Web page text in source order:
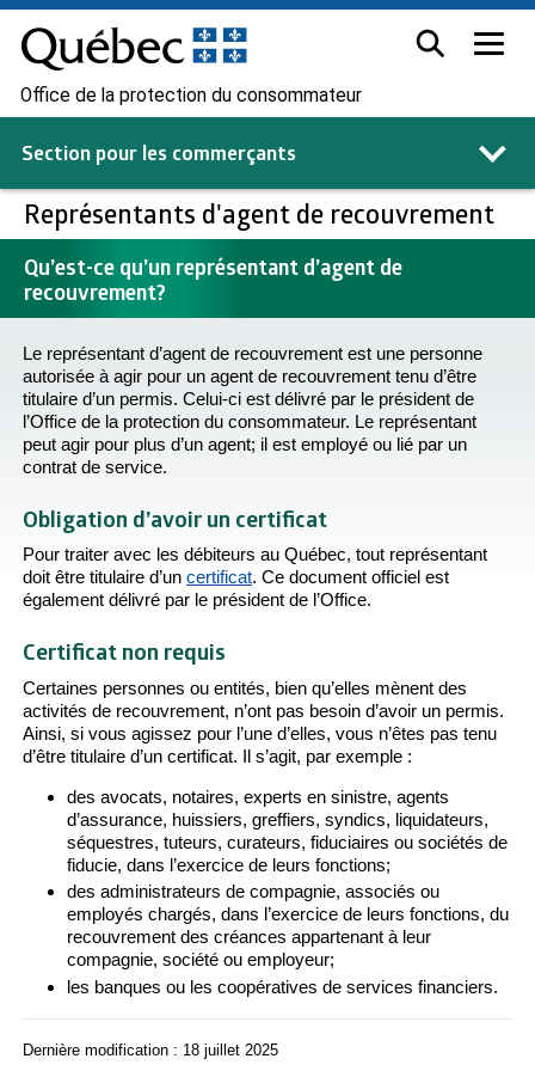
Office de la protection du consommateur
Section pour les commerçants
Représentants d'agent de recouvrement
Qu’est-ce qu’un représentant d’agent de
recouvrement?
Le représentant d’agent de recouvrement est une personne
autorisée à agir pour un agent de recouvrement tenu d’être
titulaire d’un permis. Celui-ci est délivré par le président de
l’Office de la protection du consommateur. Le représentant
peut agir pour plus d’un agent; il est employé ou lié par un
contrat de service.
Obligation d’avoir un certificat
Pour traiter avec les débiteurs au Québec, tout représentant
doit être titulaire d’un certificat. Ce document officiel est
également délivré par le président de l’Office.
Certificat non requis
Certaines personnes ou entités, bien qu’elles mènent des
activités de recouvrement, n’ont pas besoin d’avoir un permis.
Ainsi, si vous agissez pour l’une d’elles, vous n’êtes pas tenu
d’être titulaire d’un certificat. Il s’agit, par exemple :
des avocats, notaires, experts en sinistre, agents
d’assurance, huissiers, greffiers, syndics, liquidateurs,
séquestres, tuteurs, curateurs, fiduciaires ou sociétés de
fiducie, dans l’exercice de leurs fonctions;
des administrateurs de compagnie, associés ou
employés chargés, dans l’exercice de leurs fonctions, du
recouvrement des créances appartenant à leur
compagnie, société ou employeur;
les banques ou les coopératives de services financiers.
Dernière modification : 18 juillet 2025